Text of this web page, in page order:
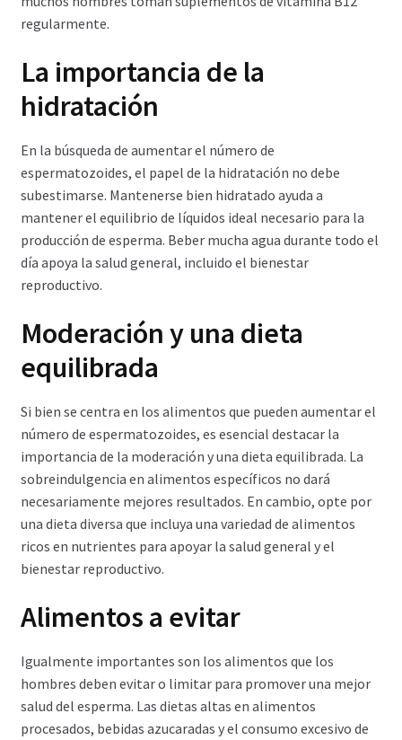
regularmente.
La importancia de la
hidratación
En la búsqueda de aumentar el número de
espermatozoides, el papel de la hidratación no debe
subestimarse. Mantenerse bien hidratado ayuda a
mantener el equilibrio de líquidos ideal necesario para la
producción de esperma. Beber mucha agua durante todo el
día apoya la salud general, incluido el bienestar
reproductivo.
Moderación y una dieta
equilibrada
Si bien se centra en los alimentos que pueden aumentar el
número de espermatozoides, es esencial destacar la
importancia de la moderación y una dieta equilibrada. La
sobreindulgencia en alimentos específicos no dará
necesariamente mejores resultados. En cambio, opte por
una dieta diversa que incluya una variedad de alimentos
ricos en nutrientes para apoyar la salud general y el
bienestar reproductivo.
Alimentos a evitar
Igualmente importantes son los alimentos que los
hombres deben evitar o limitar para promover una mejor
salud del esperma. Las dietas altas en alimentos
procesados, bebidas azucaradas y el consumo excesivo de